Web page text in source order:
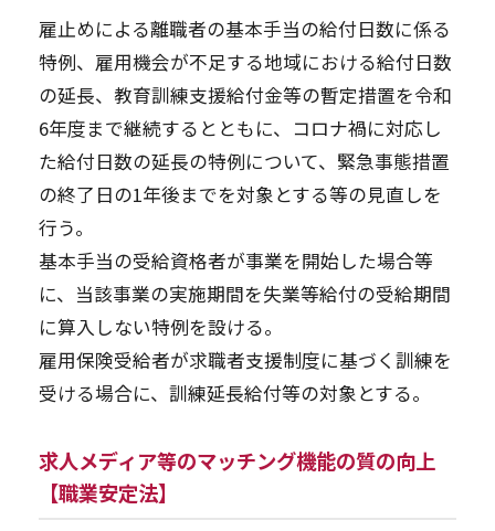
雇止めによる離職者の基本手当の給付日数に係る
特例、雇用機会が不足する地域における給付日数
の延長、教育訓練支援給付金等の暫定措置を令和
6年度まで継続するとともに、コロナ禍に対応し
た給付日数の延長の特例について、緊急事態措置
の終了日の1年後までを対象とする等の見直しを
行う。
基本手当の受給資格者が事業を開始した場合等
に、当該事業の実施期間を失業等給付の受給期間
に算入しない特例を設ける。
雇用保険受給者が求職者支援制度に基づく訓練を
受ける場合に、訓練延長給付等の対象とする。
求人メディア等のマッチング機能の質の向上
【職業安定法】